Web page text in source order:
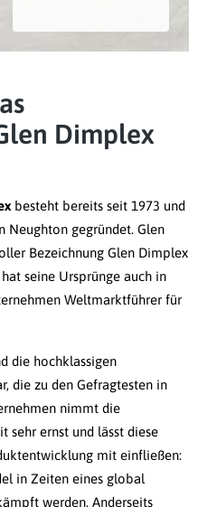
Dimplex
besteht bereits seit 1973 und
Neughton gegründet. Glen
Bezeichnung Glen Dimplex
seine Ursprünge auch in
Weltmarktführer für
die hochklassigen
die zu den Gefragtesten in
nimmt die
sehr ernst und lässt diese
mit einfließen:
in Zeiten eines global
werden. Anderseits